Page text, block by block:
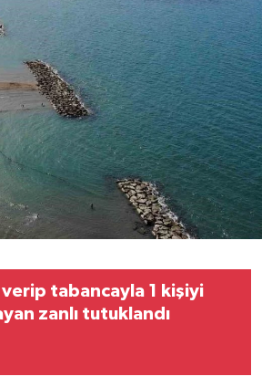
tabancayla 1 kişiyi
zanlı tutuklandı